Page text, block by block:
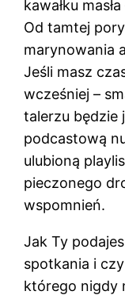
kawałku
Od tamtej
marynowania
Jeśli masz
wcześniej –
talerzu będzie
podcastową
ulubioną
pieczonego
wspomnień.
Jak Ty
spotkania i
którego nigdy